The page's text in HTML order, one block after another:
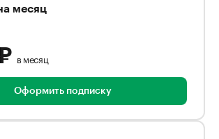
месяц
в месяц
Оформить подписку